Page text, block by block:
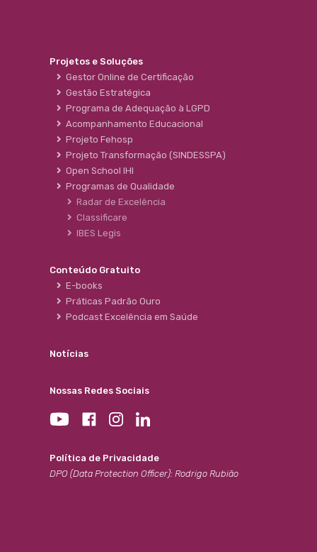
Projetos e Soluções
Gestor Online de Certificação
Gestão Estratégica
Programa de Adequação à LGPD
Acompanhamento Educacional
Projeto Fehosp
Projeto Transformação (SINDESSPA)
Open School IHI
Programas de Qualidade
Radar de Excelência
Classificare
IBES Legis
Conteúdo Gratuito
E-books
Práticas Padrão Ouro
Podcast Excelência em Saúde
Notícias
Nossas Redes Sociais
Política de Privacidade
DPO (Data Protection Officer): Rodrigo Rubião